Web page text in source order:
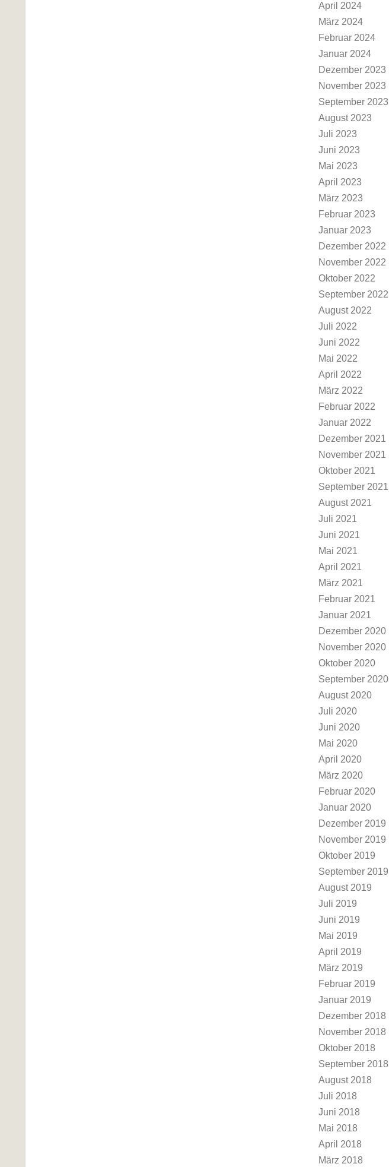
April 2024
März 2024
Februar 2024
Januar 2024
Dezember 2023
November 2023
September 2023
August 2023
Juli 2023
Juni 2023
Mai 2023
April 2023
März 2023
Februar 2023
Januar 2023
Dezember 2022
November 2022
Oktober 2022
September 2022
August 2022
Juli 2022
Juni 2022
Mai 2022
April 2022
März 2022
Februar 2022
Januar 2022
Dezember 2021
November 2021
Oktober 2021
September 2021
August 2021
Juli 2021
Juni 2021
Mai 2021
April 2021
März 2021
Februar 2021
Januar 2021
Dezember 2020
November 2020
Oktober 2020
September 2020
August 2020
Juli 2020
Juni 2020
Mai 2020
April 2020
März 2020
Februar 2020
Januar 2020
Dezember 2019
November 2019
Oktober 2019
September 2019
August 2019
Juli 2019
Juni 2019
Mai 2019
April 2019
März 2019
Februar 2019
Januar 2019
Dezember 2018
November 2018
Oktober 2018
September 2018
August 2018
Juli 2018
Juni 2018
Mai 2018
April 2018
März 2018